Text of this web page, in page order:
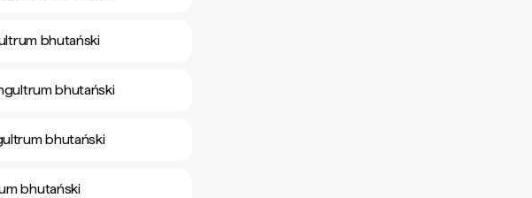
bhutański
bhutański
bhutański
bhutański